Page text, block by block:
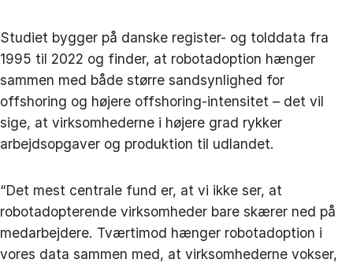
Studiet bygger på danske register- og tolddata fra
1995 til 2022 og finder, at robotadoption hænger
sammen med både større sandsynlighed for
offshoring og højere offshoring-intensitet – det vil
sige, at virksomhederne i højere grad rykker
arbejdsopgaver og produktion til udlandet.
“Det mest centrale fund er, at vi ikke ser, at
robotadopterende virksomheder bare skærer ned på
medarbejdere. Tværtimod hænger robotadoption i
vores data sammen med, at virksomhederne vokser,